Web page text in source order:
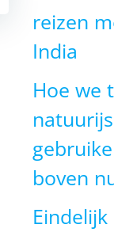
reizen
India
Hoe we
boven